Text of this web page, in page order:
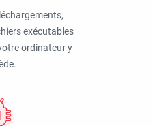
exécutables
ordinateur y